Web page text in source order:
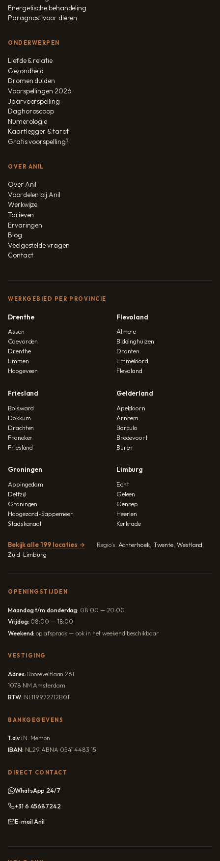
Energetische behandeling
Paragnost voor dieren
ONDERWERPEN
Liefde & relatie
Gezondheid
Dromen duiden
Voorspellingen 2026
Jaarvoorspelling
Daghoroscoop
Numerologie
Kaartlegger & tarot
Gratis voorspelling?
OVER ANIL
Over Anil
Voordelen bij Anil
Werkwijze
Tarieven
Ervaringen
Blog
Veelgestelde vragen
Contact
WERKGEBIED PER PROVINCIE
Drenthe
Assen
Coevorden
Drenthe
Emmen
Hoogeveen
Flevoland
Almere
Biddinghuizen
Dronten
Emmeloord
Flevoland
Friesland
Bolsward
Dokkum
Drachten
Franeker
Friesland
Gelderland
Apeldoorn
Arnhem
Borculo
Bredevoort
Buren
Groningen
Appingedam
Delfzijl
Groningen
Hoogezand-Sappemeer
Stadskanaal
Limburg
Echt
Geleen
Gennep
Heerlen
Kerkrade
Bekijk alle 199 locaties → Regio's: Achterhoek, Twente Westland
Zuid-Limburg
OPENINGSTIJDEN
Maandag t/m donderdag: 08:00 — 20:00
Vrijdag: 08:00 — 18:00
Weekend: op afspraak — ook in het weekend beschikbaar
VESTIGING
Adres: Rooseveltlaan 261
1078 NM Amsterdam
BTW: NL119972712B01
BANKGEGEVENS
T.a.v.: N. Memon
IBAN: NL29 ABNA 0541 4483 15
DIRECT CONTACT
WhatsApp 24/7
+31 6 45687242
E-mail Anil